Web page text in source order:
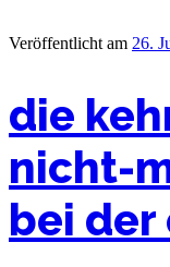
Veröffentlicht am 26.
die
nicht-
bei der